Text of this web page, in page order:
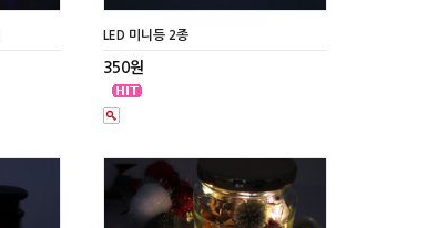
LED 미니등 2종
350원